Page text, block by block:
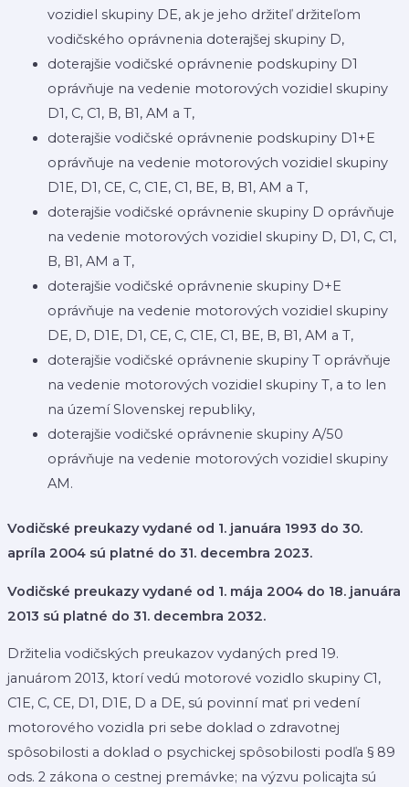
vozidiel skupiny DE, ak je jeho držiteľ držiteľom
vodičského oprávnenia doterajšej skupiny D,
doterajšie vodičské oprávnenie podskupiny D1
oprávňuje na vedenie motorových vozidiel skupiny
D1, C, C1, B, B1, AM a T,
doterajšie vodičské oprávnenie podskupiny D1+E
oprávňuje na vedenie motorových vozidiel skupiny
D1E, D1, CE, C, C1E, C1, BE, B, B1, AM a T,
doterajšie vodičské oprávnenie skupiny D oprávňuje
na vedenie motorových vozidiel skupiny D, D1, C, C1,
B, B1, AM a T,
doterajšie vodičské oprávnenie skupiny D+E
oprávňuje na vedenie motorových vozidiel skupiny
DE, D, D1E, D1, CE, C, C1E, C1, BE, B, B1, AM a T,
doterajšie vodičské oprávnenie skupiny T oprávňuje
na vedenie motorových vozidiel skupiny T, a to len
na území Slovenskej republiky,
doterajšie vodičské oprávnenie skupiny A/50
oprávňuje na vedenie motorových vozidiel skupiny
AM.
Vodičské preukazy vydané od 1. januára 1993 do 30.
apríla 2004 sú platné do 31. decembra 2023.
Vodičské preukazy vydané od 1. mája 2004 do 18. januára
2013 sú platné do 31. decembra 2032.
Držitelia vodičských preukazov vydaných pred 19.
januárom 2013, ktorí vedú motorové vozidlo skupiny C1,
C1E, C, CE, D1, D1E, D a DE, sú povinní mať pri vedení
motorového vozidla pri sebe doklad o zdravotnej
spôsobilosti a doklad o psychickej spôsobilosti podľa § 89
ods. 2 zákona o cestnej premávke; na výzvu policajta sú